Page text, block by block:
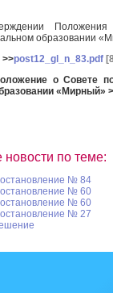
образовании
>>post12_gl_n_83.pdf
о Совете
«Мирный»
новости по теме:
№ 84
№ 60
№ 60
№ 27